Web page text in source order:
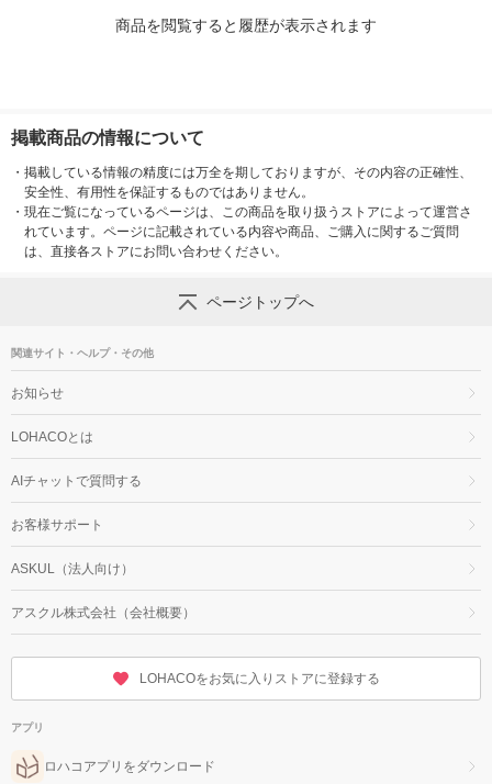
商品を閲覧すると履歴が表示されます
掲載商品の情報について
・ 掲載している情報の精度には万全を期しておりますが、その内容の正確性、
安全性、有用性を保証するものではありません。
・ 現在ご覧になっているページは、この商品を取り扱うストアによって運営さ
れています。ページに記載されている内容や商品、ご購入に関するご質問
は、直接各ストアにお問い合わせください。
ページトップへ
関連サイト・ヘルプ・その他
お知らせ
LOHACOとは
AIチャットで質問する
お客様サポート
ASKUL（法人向け）
アスクル株式会社（会社概要）
LOHACOをお気に入りストアに登録する
アプリ
ロハコアプリをダウンロード